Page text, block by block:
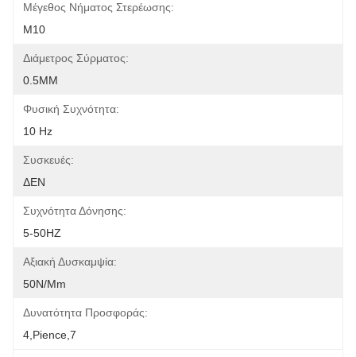
Μέγεθος Νήματος Στερέωσης:
M10
Διάμετρος Σύρματος:
0.5MM
Φυσική Συχνότητα:
10 Hz
Συσκευές:
ΔΕΝ
Συχνότητα Δόνησης:
5-50HZ
Αξιακή Δυσκαμψία:
50N/mm
Δυνατότητα Προσφοράς:
4,pience,7